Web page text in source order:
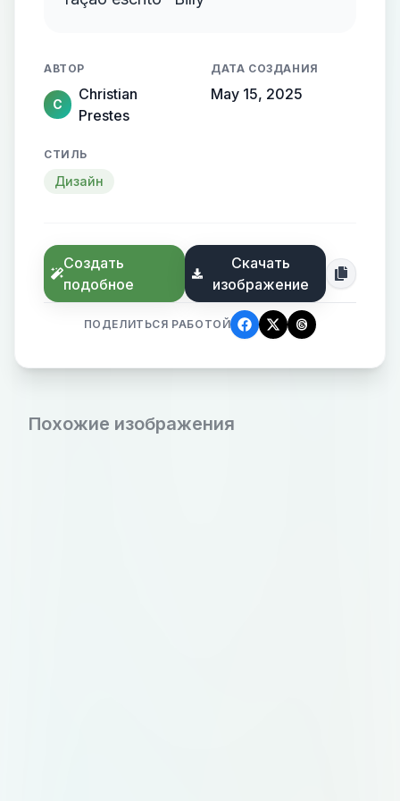
АВТОР
C
Christian
Prestes
ДАТА СОЗДАНИЯ
May 15, 2025
СТИЛЬ
Дизайн
Создать
подобное
Скачать
изображение
ПОДЕЛИТЬСЯ РАБОТОЙ
Похожие изображения